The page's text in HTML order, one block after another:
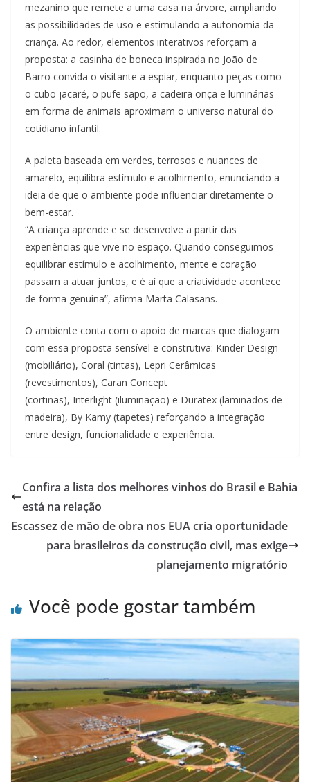
mezanino que remete a uma casa na árvore, ampliando
as possibilidades de uso e estimulando a autonomia da
criança. Ao redor, elementos interativos reforçam a
proposta: a casinha de boneca inspirada no João de
Barro convida o visitante a espiar, enquanto peças como
o cubo jacaré, o pufe sapo, a cadeira onça e luminárias
em forma de animais aproximam o universo natural do
cotidiano infantil.
A paleta baseada em verdes, terrosos e nuances de
amarelo, equilibra estímulo e acolhimento, enunciando a
ideia de que o ambiente pode influenciar diretamente o
bem-estar.
“A criança aprende e se desenvolve a partir das
experiências que vive no espaço. Quando conseguimos
equilibrar estímulo e acolhimento, mente e coração
passam a atuar juntos, e é aí que a criatividade acontece
de forma genuína”, afirma Marta Calasans.
O ambiente conta com o apoio de marcas que dialogam
com essa proposta sensível e construtiva: Kinder Design
(mobiliário), Coral (tintas), Lepri Cerâmicas
(revestimentos), Caran Concept
(cortinas), Interlight (iluminação) e Duratex (laminados de
madeira), By Kamy (tapetes) reforçando a integração
entre design, funcionalidade e experiência.
Confira a lista dos melhores vinhos do Brasil e Bahia
está na relação
Escassez de mão de obra nos EUA cria oportunidade
para brasileiros da construção civil, mas exige
planejamento migratório
Você pode gostar também